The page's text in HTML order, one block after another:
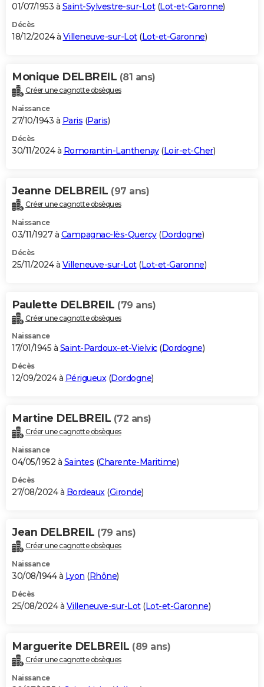
01/07/1953 à Saint-Sylvestre-sur-Lot(Lot-et-Garonne)
Décès
18/12/2024 à Villeneuve-sur-Lot(Lot-et-Garonne)
Monique DELBREIL (81 ans)
Créer une cagnotte obsèques
Naissance
27/10/1943 à Paris (Paris)
Décès
30/11/2024 à Romorantin-Lanthenay(Loir-et-Cher)
Jeanne DELBREIL (97 ans)
Créer une cagnotte obsèques
Naissance
03/11/1927 à Campagnac-lès-Quercy(Dordogne)
Décès
25/11/2024 à Villeneuve-sur-Lot(Lot-et-Garonne)
Paulette DELBREIL (79 ans)
Créer une cagnotte obsèques
Naissance
17/01/1945 à Saint-Pardoux-et-Vielvic(Dordogne)
Décès
12/09/2024 à Périgueux(Dordogne)
Martine DELBREIL (72 ans)
Créer une cagnotte obsèques
Naissance
04/05/1952 à Saintes (Charente-Maritime)
Décès
27/08/2024 à Bordeaux(Gironde)
Jean DELBREIL (79 ans)
Créer une cagnotte obsèques
Naissance
30/08/1944 à Lyon (Rhône)
Décès
25/08/2024 à Villeneuve-sur-Lot(Lot-et-Garonne)
Marguerite DELBREIL (89 ans)
Créer une cagnotte obsèques
Naissance